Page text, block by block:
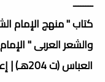
كتاب " منهج الإمام
والشعر العربى "
العباس (ت 204هـ) | إعداد مرشد الحيالى.